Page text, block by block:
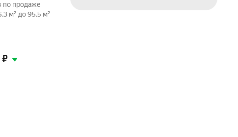
по продаже
м² до 95,5 м²
₽